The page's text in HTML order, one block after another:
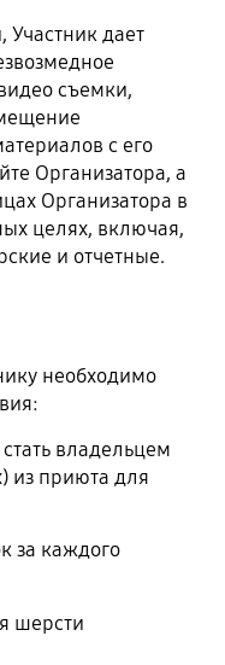
дает
съемки,
с его
Организатора, а
Организатора в
целях, включая,
и отчетные.
необходимо
владельцем
из приюта для
за каждого
шерсти